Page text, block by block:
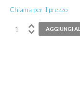
Chiama per il prezzo